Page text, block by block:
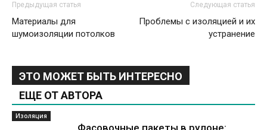
Предыдущая статья
Материалы для
шумоизоляции потолков
Следующая статья
Проблемы с изоляцией и их
устранение
ЭТО МОЖЕТ БЫТЬ ИНТЕРЕСНО
ЕЩЕ ОТ АВТОРА
Изоляция